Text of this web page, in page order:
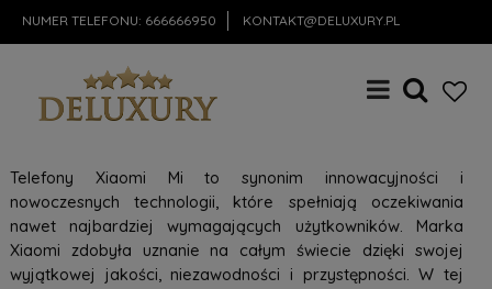
NUMER TELEFONU: 666666950 KONTAKT@DELUXURY.PL
Telefony Xiaomi Mi to synonim innowacyjności i
nowoczesnych technologii, które spełniają oczekiwania
nawet najbardziej wymagających użytkowników. Marka
Xiaomi zdobyła uznanie na całym świecie dzięki swojej
wyjątkowej jakości, niezawodności i przystępności. W tej